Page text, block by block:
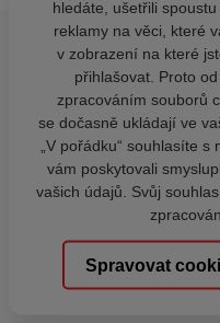
hledáte, ušetřili
reklamy na věci, které
v zobrazení na které
přihlašovat. Proto
zpracováním souborů
se dočasně ukládají ve
„V pořádku“ souhlasíte
vám poskytovali
vašich údajů. Svůj
Spravovat